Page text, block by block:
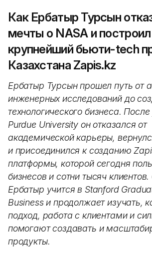
Как Ербатыр Турсын
мечты о NASA и построил
крупнейший бьюти-tech
Казахстана Zapis.kz
Ербатыр Турсын прошел путь от
инженерных исследований до
технологического бизнеса.
Purdue University он отказался от
академической карьеры,
и присоединился к созданию
платформы, которой сегодня
бизнесов и сотни тысяч
Ербатыр учится в Stanford
Business и продолжает изучать,
подход, работа с клиентами и
помогают создавать и
продукты.